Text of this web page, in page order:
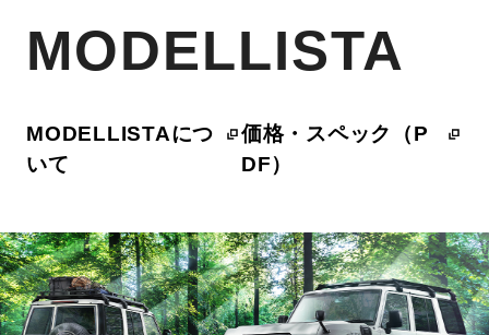
MODELLISTA
MODELLISTAにつ
いて
価格・スペック（P
DF）